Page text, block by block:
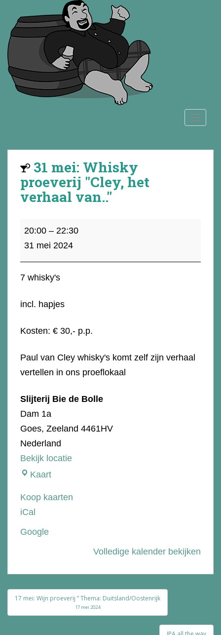
31 mei: Whisky
proeverij "Cley, het
verhaal van.."
31
mei:
het
van.."
20:00 – 22:30
31 mei 2024
7 whisky's
incl. hapjes
Kosten: € 30,- p.p.
Paul van Cley whisky's komt zelf zijn verhaal
vertellen in ons proeflokaal
Slijterij Bie de Bolle
Dam 1a
Goes, Zeeland 4461HV
Nederland
Bekijk locatie
KaartSlijterij
de
Koop kaarten
iCal
Google
Volledige kalender bekijken
Bericht
17 mei: Wijn proeverij ” Thema: Duitsland/Oostenrijk
17 mei 2024